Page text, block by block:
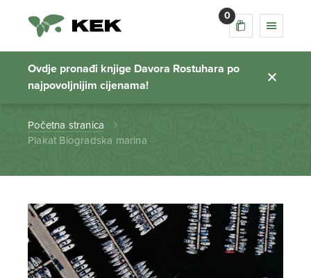
0
Ovdje pronađi knjige Davora Rostuhara po
najpovoljnijim cijenama!
Plakat Biogradska
marina
Početna stranica
Plakat Biogradska marina